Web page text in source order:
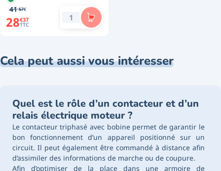
41,57€
28€37
TTC
Cela peut aussi vous intéresser
Quel est le rôle d’un contacteur et d’un
relais électrique moteur ?
Le contacteur triphasé avec bobine permet de garantir le
bon fonctionnement d’un appareil positionné sur un
circuit. Il peut également être commandé à distance afin
d’assimiler des informations de marche ou de coupure.
Afin d’optimiser de la place dans une armoire de